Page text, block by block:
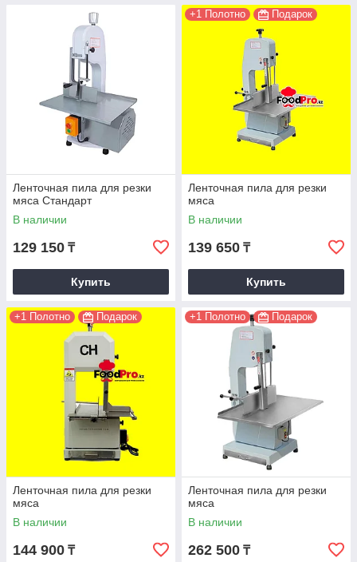
Ленточная пила для резки
мяса Стандарт
В наличии
129 150 ₸
Купить
+1 Полотно Подарок
Ленточная пила для резки
мяса
В наличии
139 650 ₸
Купить
+1 Полотно Подарок
Ленточная пила для резки
мяса
В наличии
144 900 ₸
+1 Полотно Подарок
Ленточная пила для резки
мяса
В наличии
262 500 ₸